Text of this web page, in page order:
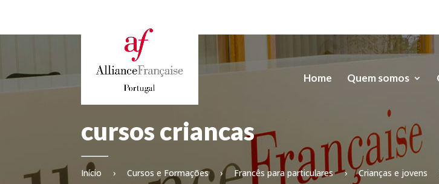
Home Quem somos
cursos criancas
Início › Cursos e Formações › Francês para particulares › Crianças e jovens